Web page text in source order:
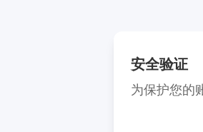
安全验证
为保护您的